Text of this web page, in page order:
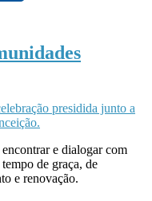
e dialogar com
de graça, de
e renovação.